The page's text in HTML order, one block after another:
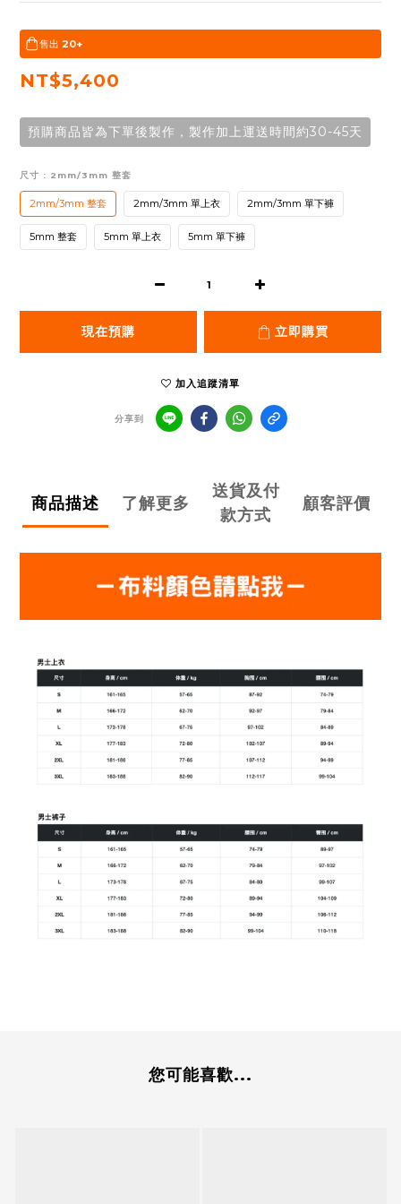
售出 20+
NT$5,400
預購商品皆為下單後製作，製作加上運送時間約30-45天
尺寸 : 2mm/3mm 整套
2mm/3mm 整套 2mm/3mm 單上衣 2mm/3mm 單下褲
5mm 整套 5mm 單上衣 5mm 單下褲
現在預購 立即購買
加入追蹤清單
分享到
商品描述 了解更多
送貨及付
款方式
顧客評價
您可能喜歡...